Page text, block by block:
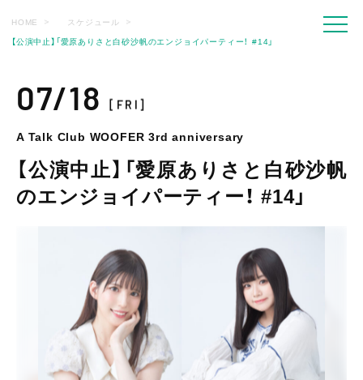
HOME スケジュール
【公演中止】「愛原ありさと白砂沙帆のエンジョイパーティー！ #14」
07/18[FRI]
A Talk Club WOOFER 3rd anniversary
【公演中止】「愛原ありさと白砂沙帆
のエンジョイパーティー！ #14」